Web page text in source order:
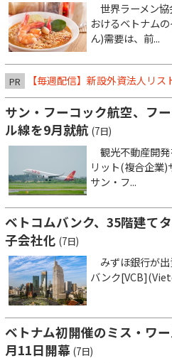
世界ラーメン
おけるベトナム
ん)需要は、前...
PR 【毎週配信】新設外資法人リ
サン・フーコック航空、フ
ル線を9月就航 (7日)
観光不動産開
リット(複合企業
サン・フ...
ベトコムバンク、35階建て
子会社化 (7日)
みずほ銀行が
バンク
ベトナム初開催のミス・ワ
月11日開幕 (7日)